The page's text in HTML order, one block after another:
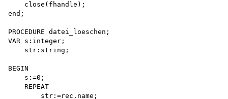
    close(fhandle);
end;
PROCEDURE datei_loeschen;
VAR s:integer;
    str:string;
BEGIN
    s:=0;
    REPEAT
        str:=rec.name;